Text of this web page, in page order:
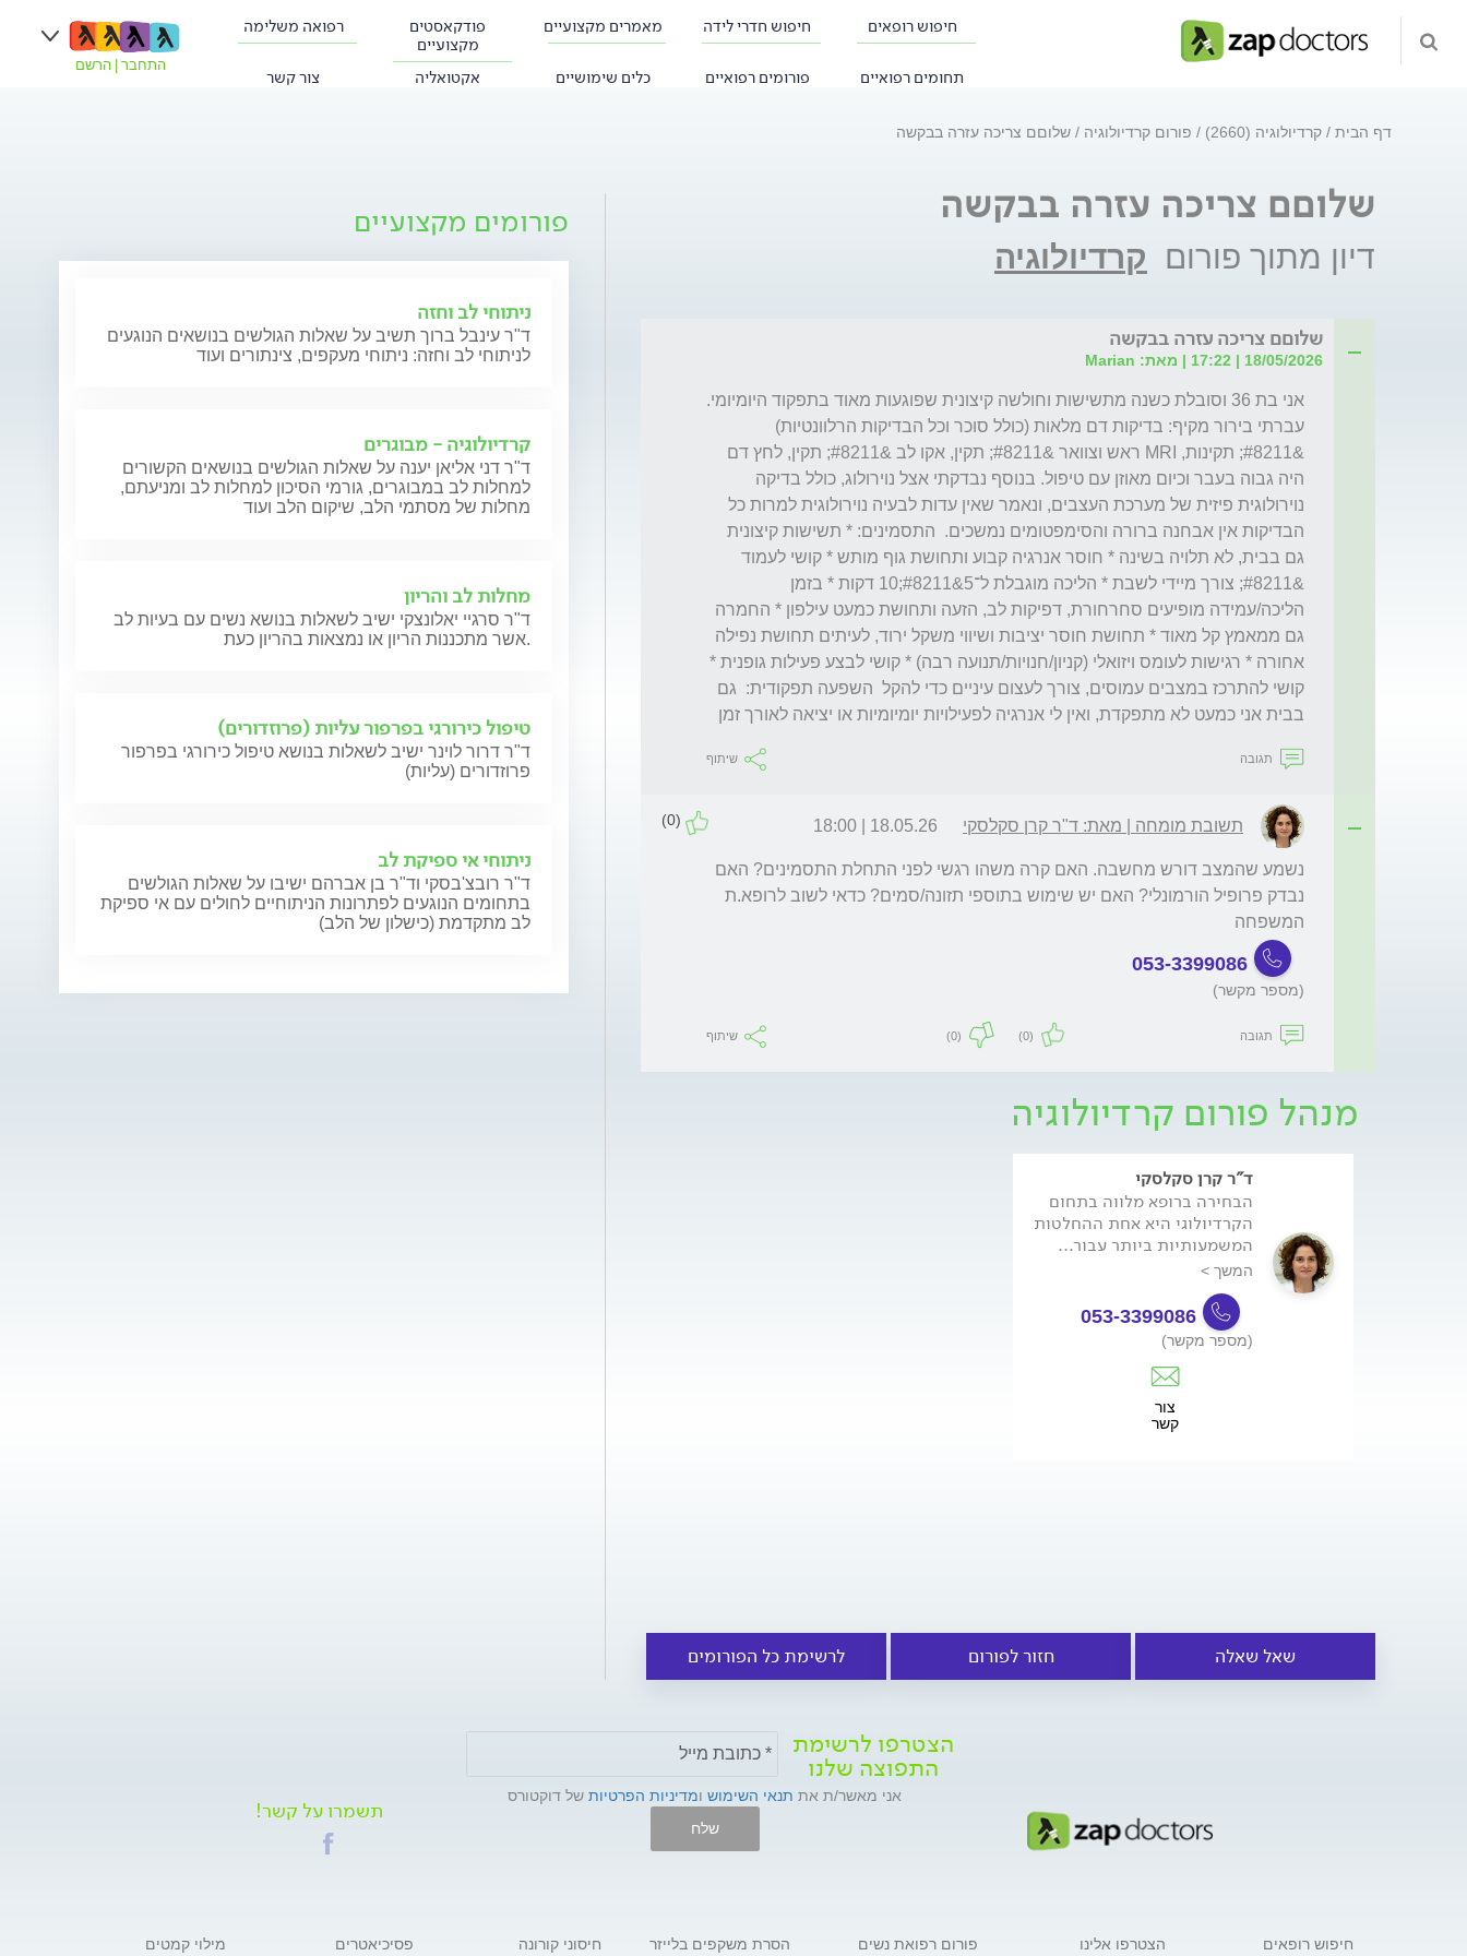
חיפוש רופאים חיפוש חדרי לידה מאמרים מקצועיים
פודקאסטים
מקצועיים
רפואה משלימה
תחומים רפואיים פורומים רפואיים כלים שימושיים אקטואליה צור קשר
התחבר הרשם
דף הבית קרדיולוגיה (2660) פורום קרדיולוגיה שלוםם צריכה עזרה בבקשה
שלוםם צריכה עזרה בבקשה
דיון מתוך פורום קרדיולוגיה
שלוםם צריכה עזרה בבקשה
18/05/2026 | 17:22 | מאת: Marian
בבית אני כמעט לא מתפקדת, ואין לי אנרגיה לפעילויות יומיומיות או יציאה לאורך זמן
תגובה שיתוף
תשובת מומחה | מאת: ד"ר קרן סקלסקי 18.05.26 | 18:00
(0)
המשפחה
053-3399086
(מספר מקשר)
תגובה (0)
(0) שיתוף
מנהל פורום קרדיולוגיה
ד"ר קרן סקלסקי
הבחירה ברופא מלווה בתחום
הקרדיולוגי היא אחת ההחלטות
המשמעותיות ביותר עבור...
המשך >
053-3399086
(מספר מקשר)
צור
קשר
שאל שאלה חזור לפורום לרשימת כל הפורומים
פורומים מקצועיים
ניתוחי לב וחזה
ד"ר עינבל ברוך תשיב על שאלות הגולשים בנושאים הנוגעים
לניתוחי לב וחזה: ניתוחי מעקפים, צינתורים ועוד
קרדיולוגיה - מבוגרים
ד"ר דני אליאן יענה על שאלות הגולשים בנושאים הקשורים
למחלות לב במבוגרים, גורמי הסיכון למחלות לב ומניעתם,
מחלות של מסתמי הלב, שיקום הלב ועוד
מחלות לב והריון
ד"ר סרגיי יאלונצקי ישיב לשאלות בנושא נשים עם בעיות לב
אשר מתכננות הריון או נמצאות בהריון כעת.
טיפול כירורגי בפרפור עליות (פרוזדורים)
ד"ר דרור לוינר ישיב לשאלות בנושא טיפול כירורגי בפרפור
פרוזדורים (עליות)
ניתוחי אי ספיקת לב
ד"ר רובצ'בסקי וד"ר בן אברהם ישיבו על שאלות הגולשים
בתחומים הנוגעים לפתרונות הניתוחיים לחולים עם אי ספיקת
לב מתקדמת (כישלון של הלב)
הצטרפו לרשימת
התפוצה שלנו
אני מאשר/ת את תנאי השימוש ומדיניות הפרטיות של דוקטורס
שלח
תשמרו על קשר!
חיפוש רופאים
הצטרפו אלינו
פורום רפואת נשים
הסרת משקפים בלייזר
חיסוני קורונה
פסיכיאטרים
מילוי קמטים